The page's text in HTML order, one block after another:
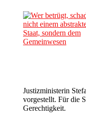
Justizministerin
vorgestellt. Für die
Gerechtigkeit.